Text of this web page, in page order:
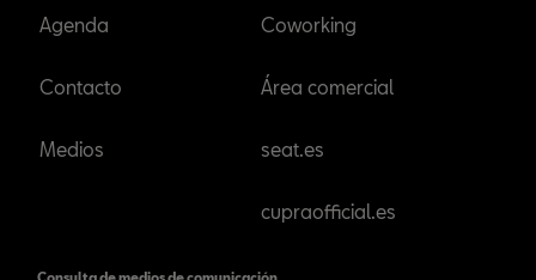
Agenda
Contacto
Medios
Coworking
Área comercial
seat.es
cupraofficial.es